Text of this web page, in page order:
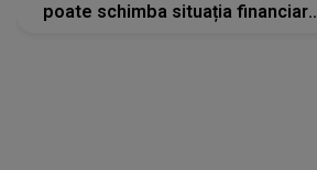
poate schimba situația financiară